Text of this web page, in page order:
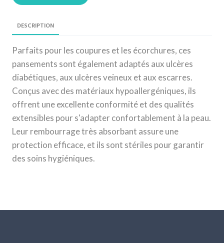
DESCRIPTION
Parfaits pour les coupures et les écorchures, ces
pansements sont également adaptés aux ulcères
diabétiques, aux ulcères veineux et aux escarres.
Conçus avec des matériaux hypoallergéniques, ils
offrent une excellente conformité et des qualités
extensibles pour s'adapter confortablement à la peau.
Leur rembourrage très absorbant assure une
protection efficace, et ils sont stériles pour garantir
des soins hygiéniques.